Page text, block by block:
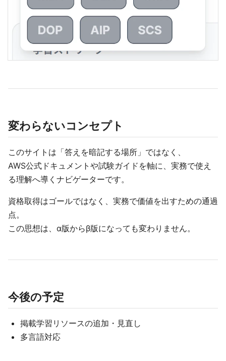
変わらないコンセプト
このサイトは「答えを暗記する場所」ではなく、
AWS公式ドキュメントや試験ガイドを軸に、実務で使え
る理解へ導くナビゲーターです。
資格取得はゴールではなく、実務で価値を出すための通過
点。
この思想は、α版からβ版になっても変わりません。
今後の予定
掲載学習リソースの追加・見直し
多言語対応